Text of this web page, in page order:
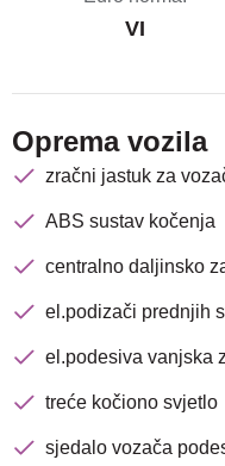
VI
Oprema vozila
zračni jastuk za
ABS sustav kočenja
centralno daljinsko
el.podizači prednjih
el.podesiva vanjska
treće kočiono svjetlo
sjedalo vozača
Nova
Brza pretraga